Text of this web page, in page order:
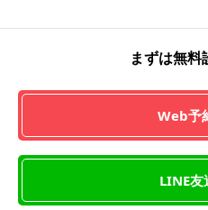
まずは無料
Web予
LINE友